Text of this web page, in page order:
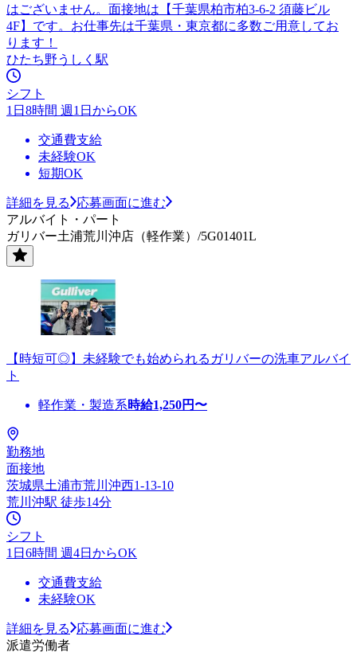
はございません。面接地は【千葉県柏市柏3-6-2 須藤ビル
4F】です。お仕事先は千葉県・東京都に多数ご用意してお
ります！
ひたち野うしく駅
シフト
1日8時間 週1日からOK
交通費支給
未経験OK
短期OK
詳細を見る
応募画面に進む
アルバイト・パート
ガリバー土浦荒川沖店（軽作業）/5G01401L
【時短可◎】未経験でも始められるガリバーの洗車アルバイ
ト
軽作業・製造系時給1,250円〜
勤務地
面接地
茨城県土浦市荒川沖西1-13-10
荒川沖駅 徒歩14分
シフト
1日6時間 週4日からOK
交通費支給
未経験OK
詳細を見る
応募画面に進む
派遣労働者